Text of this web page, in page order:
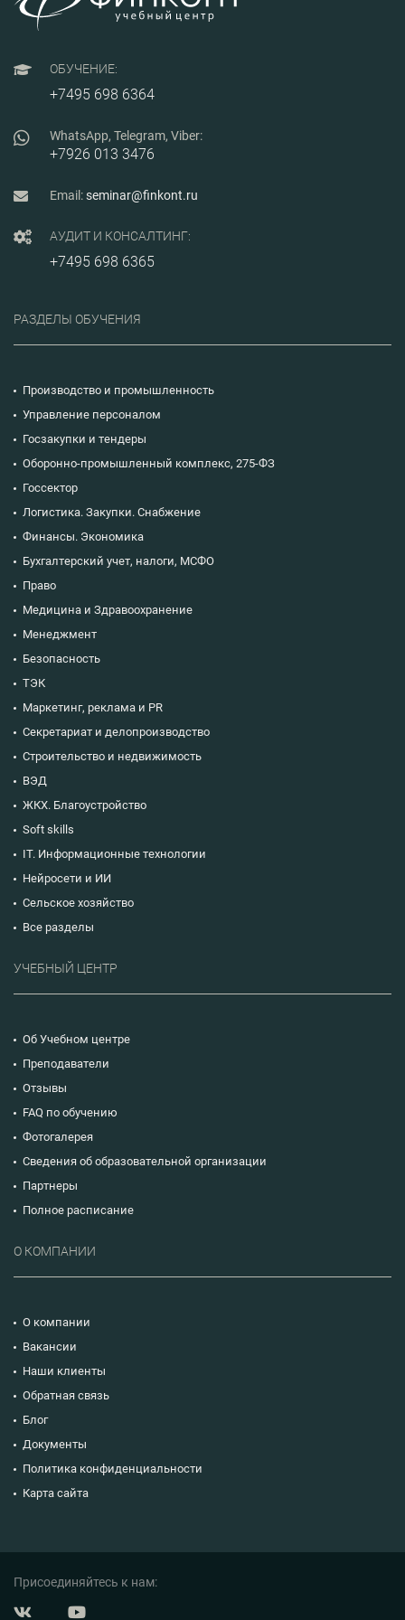
ОБУЧЕНИЕ:
+7495 698 6364
WhatsApp, Telegram, Viber:
+7926 013 3476
Email:seminar@finkont.ru
АУДИТ И КОНСАЛТИНГ:
+7495 698 6365
РАЗДЕЛЫ ОБУЧЕНИЯ
Производство и промышленность
Управление персоналом
Госзакупки и тендеры
Оборонно-промышленный комплекс, 275-ФЗ
Госсектор
Логистика. Закупки. Снабжение
Финансы. Экономика
Бухгалтерский учет, налоги, МСФО
Право
Медицина и Здравоохранение
Менеджмент
Безопасность
ТЭК
Маркетинг, реклама и PR
Секретариат и делопроизводство
Строительство и недвижимость
ВЭД
ЖКХ. Благоустройство
Soft skills
IT. Информационные технологии
Нейросети и ИИ
Сельское хозяйство
Все разделы
УЧЕБНЫЙ ЦЕНТР
Об Учебном центре
Преподаватели
Отзывы
FAQ по обучению
Фотогалерея
Сведения об образовательной организации
Партнеры
Полное расписание
О КОМПАНИИ
О компании
Вакансии
Наши клиенты
Обратная связь
Блог
Документы
Политика конфиденциальности
Карта сайта
Присоединяйтесь к нам: